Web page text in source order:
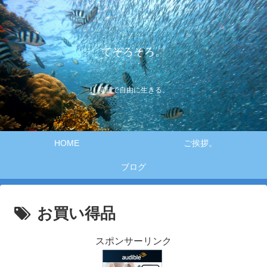
てそろそろ。
笑顔で自由に生きる。
HOME ご挨拶。
ブログ
お買い得品
スポンサーリンク